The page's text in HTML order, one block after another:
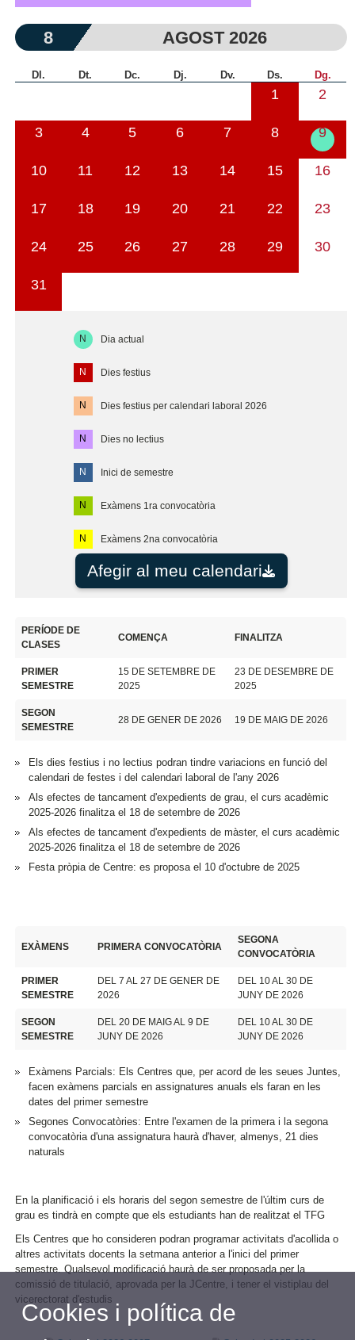
8 AGOST 2026
Dl. Dt. Dc. Dj. Dv. Ds. Dg.
1 2
3 4 5 6 7 8 9
10 11 12 13 14 15 16
17 18 19 20 21 22 23
24 25 26 27 28 29 30
31
N Dia actual
N Dies festius
N Dies festius per calendari laboral 2026
N Dies no lectius
N Inici de semestre
N Exàmens 1ra convocatòria
N Exàmens 2na convocatòria
Afegir al meu calendari
PERÍODE DE
CLASES
COMENÇA FINALITZA
PRIMER
SEMESTRE
15 DE SETEMBRE DE
2025
23 DE DESEMBRE DE
2025
SEGON
SEMESTRE
28 DE GENER DE 2026 19 DE MAIG DE 2026
Els dies festius i no lectius podran tindre variacions en funció del
calendari de festes i del calendari laboral de l'any 2026
Als efectes de tancament d'expedients de grau, el curs acadèmic
2025-2026 finalitza el 18 de setembre de 2026
Als efectes de tancament d'expedients de màster, el curs acadèmic
2025-2026 finalitza el 18 de setembre de 2026
Festa pròpia de Centre: es proposa el 10 d'octubre de 2025
EXÀMENS PRIMERA CONVOCATÒRIA
SEGONA
CONVOCATÒRIA
PRIMER
SEMESTRE
DEL 7 AL 27 DE GENER DE
2026
DEL 10 AL 30 DE
JUNY DE 2026
SEGON
SEMESTRE
DEL 20 DE MAIG AL 9 DE
JUNY DE 2026
DEL 10 AL 30 DE
JUNY DE 2026
Exàmens Parcials: Els Centres que, per acord de les seues Juntes,
facen exàmens parcials en assignatures anuals els faran en les
dates del primer semestre
Segones Convocatòries: Entre l'examen de la primera i la segona
convocatòria d'una assignatura haurà d'haver, almenys, 21 dies
naturals
En la planificació i els horaris del segon semestre de l'últim curs de
grau es tindrà en compte que els estudiants han de realitzat el TFG
Els Centres que ho consideren podran programar activitats d'acollida o
altres activitats docents la setmana anterior a l'inici del primer
semestre. Qualsevol modificació haurà de ser proposada per la
comissió de titulació, aprovada per la JCentre, i tener el vistiplau del
vicerectorat d'estudis
Cookies i política de